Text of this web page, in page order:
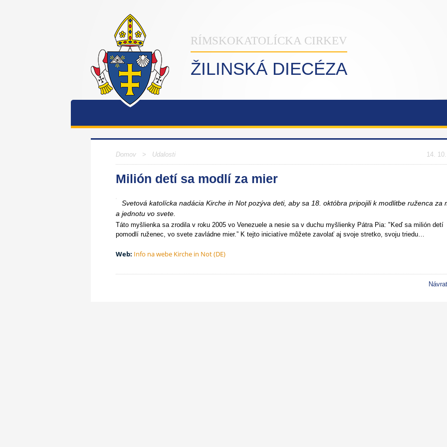
RÍMSKOKATOLÍCKA CIRKEV
ŽILINSKÁ DIECÉZA
14.
Domov > Udalosti
Milión detí sa modlí za mier
Svetová katolícka nadácia Kirche in Not pozýva deti, aby sa 18. októbra pripojili k modlitbe ruženca za
a jednotu vo svete.
Táto myšlienka sa zrodila v roku 2005 vo Venezuele a nesie sa v duchu myšlienky Pátra Pia: "Keď sa milión detí
pomodlí ruženec, vo svete zavládne mier.” K tejto iniciatíve môžete zavolať aj svoje stretko, svoju triedu…
Web: Info na webe Kirche in Not (DE)